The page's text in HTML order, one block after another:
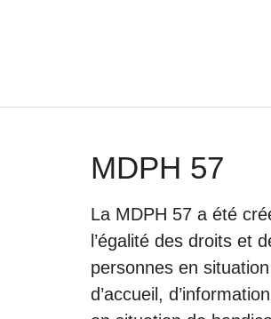
MDPH 57
La MDPH 57 a été
l’égalité des droits et
personnes en
d’accueil,